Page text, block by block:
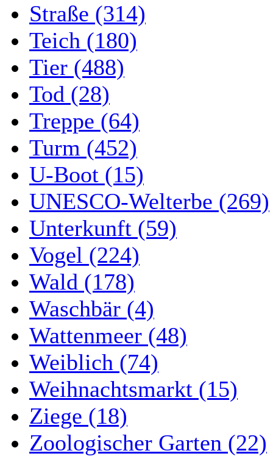
Straße (314)
Teich (180)
Tier (488)
Tod (28)
Treppe (64)
Turm (452)
U-Boot (15)
UNESCO-Welterbe (269)
Unterkunft (59)
Vogel (224)
Wald (178)
Waschbär (4)
Wattenmeer (48)
Weiblich (74)
Weihnachtsmarkt (15)
Ziege (18)
Zoologischer Garten (22)